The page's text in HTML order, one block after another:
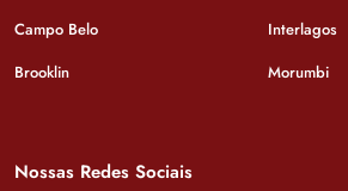
Campo Belo
Interlagos
Brooklin
Morumbi
Nossas Redes Sociais